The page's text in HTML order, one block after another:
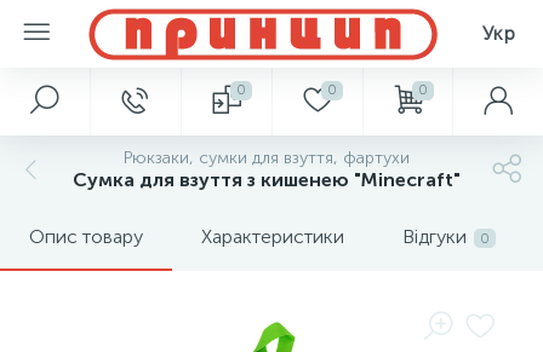
Укр
0 0 0
Рюкзаки, сумки для взуття, фартухи
Сумка для взуття з кишенею "Minecraft"
Опис товару Характеристики Відгуки 0